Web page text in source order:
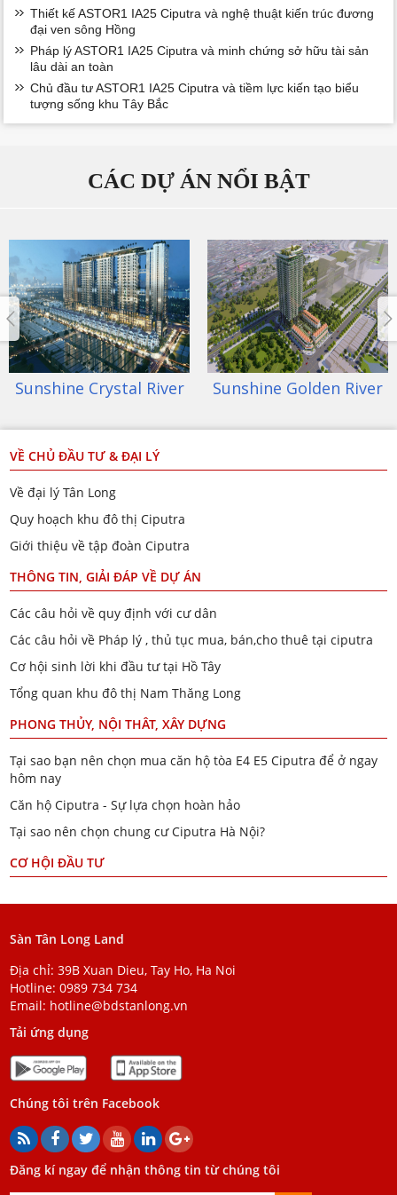
Thiết kế ASTOR1 IA25 Ciputra và nghệ thuật kiến trúc đương
đại ven sông Hồng
Pháp lý ASTOR1 IA25 Ciputra và minh chứng sở hữu tài sản
lâu dài an toàn
Chủ đầu tư ASTOR1 IA25 Ciputra và tiềm lực kiến tạo biểu
tượng sống khu Tây Bắc
CÁC DỰ ÁN NỔI BẬT
Sunshine Crystal River Sunshine Golden River
VỀ CHỦ ĐẦU TƯ & ĐẠI LÝ
Về đại lý Tân Long
Quy hoạch khu đô thị Ciputra
Giới thiệu về tập đoàn Ciputra
THÔNG TIN, GIẢI ĐÁP VỀ DỰ ÁN
Các câu hỏi về quy định với cư dân
Các câu hỏi về Pháp lý , thủ tục mua, bán,cho thuê tại ciputra
Cơ hội sinh lời khi đầu tư tại Hồ Tây
Tổng quan khu đô thị Nam Thăng Long
PHONG THỦY, NỘI THÂT, XÂY DỰNG
Tại sao bạn nên chọn mua căn hộ tòa E4 E5 Ciputra để ở ngay
hôm nay
Căn hộ Ciputra - Sự lựa chọn hoàn hảo
Tại sao nên chọn chung cư Ciputra Hà Nội?
CƠ HỘI ĐẦU TƯ
Sàn Tân Long Land
Địa chỉ: 39B Xuan Dieu, Tay Ho, Ha Noi
Hotline:0989 734 734
Email: hotline@bdstanlong.vn
Tải ứng dụng
Chúng tôi trên Facebook
Đăng kí ngay để nhận thông tin từ chúng tôi